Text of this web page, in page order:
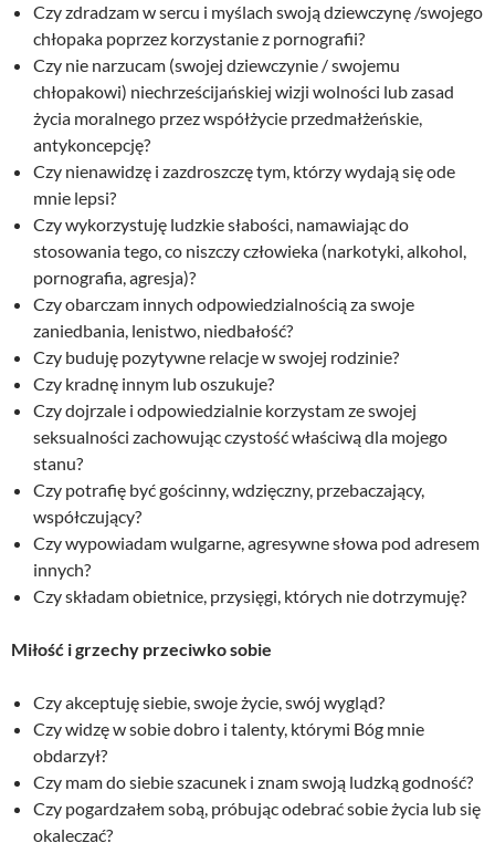
Czy zdradzam w sercu i myślach swoją dziewczynę /swojego
chłopaka poprzez korzystanie z pornografii?
Czy nie narzucam (swojej dziewczynie / swojemu
chłopakowi) niechrześcijańskiej wizji wolności lub zasad
życia moralnego przez współżycie przedmałżeńskie,
antykoncepcję?
Czy nienawidzę i zazdroszczę tym, którzy wydają się ode
mnie lepsi?
Czy wykorzystuję ludzkie słabości, namawiając do
stosowania tego, co niszczy człowieka (narkotyki, alkohol,
pornografia, agresja)?
Czy obarczam innych odpowiedzialnością za swoje
zaniedbania, lenistwo, niedbałość?
Czy buduję pozytywne relacje w swojej rodzinie?
Czy kradnę innym lub oszukuje?
Czy dojrzale i odpowiedzialnie korzystam ze swojej
seksualności zachowując czystość właściwą dla mojego
stanu?
Czy potrafię być gościnny, wdzięczny, przebaczający,
współczujący?
Czy wypowiadam wulgarne, agresywne słowa pod adresem
innych?
Czy składam obietnice, przysięgi, których nie dotrzymuję?
Miłość i grzechy przeciwko sobie
Czy akceptuję siebie, swoje życie, swój wygląd?
Czy widzę w sobie dobro i talenty, którymi Bóg mnie
obdarzył?
Czy mam do siebie szacunek i znam swoją ludzką godność?
Czy pogardzałem sobą, próbując odebrać sobie życia lub się
okaleczać?